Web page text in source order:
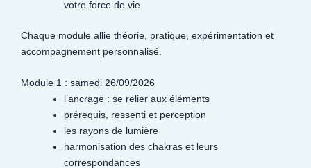
votre force de vie
Chaque module allie théorie, pratique, expérimentation et
accompagnement personnalisé.
Module 1 : samedi 26/09/2026
l’ancrage : se relier aux éléments
prérequis, ressenti et perception
les rayons de lumière
harmonisation des chakras et leurs
correspondances